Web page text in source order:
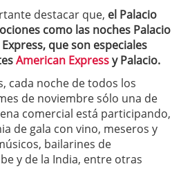
destacar que, el Palacio
como las noches Palacio
que son especiales
American Expressy Palacio.
cada noche de todos los
de noviembre sólo una de
comercial está participando,
de gala con vino, meseros y
bailarines de
y de la India, entre otras